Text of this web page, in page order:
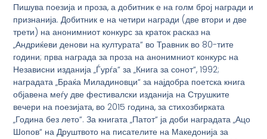
Пишува поезија и проза, а добитник е на голм број награди и
признанија. Добитник е на четири награди (две втори и две
трети) на анонимниот конкурс за краток расказ на
„Андриќеви денови на културата“ во Травник во 80-тите
години; прва награда за проза на анонимниот конкурс на
Независни изданија „Ѓурѓа“ за „Книга за сонот“, 1992;
наградата „Браќа Миладиновци“ за најдобра поетска книга
објавена меѓу две фестивалски изданија на Струшките
вечери на поезијата, во 2015 година, за стихозбирката
„Година без лето“. За книгата „Патот“ ја доби наградата „Ацо
Шопов“ на Друштвото на писателите на Македонија за